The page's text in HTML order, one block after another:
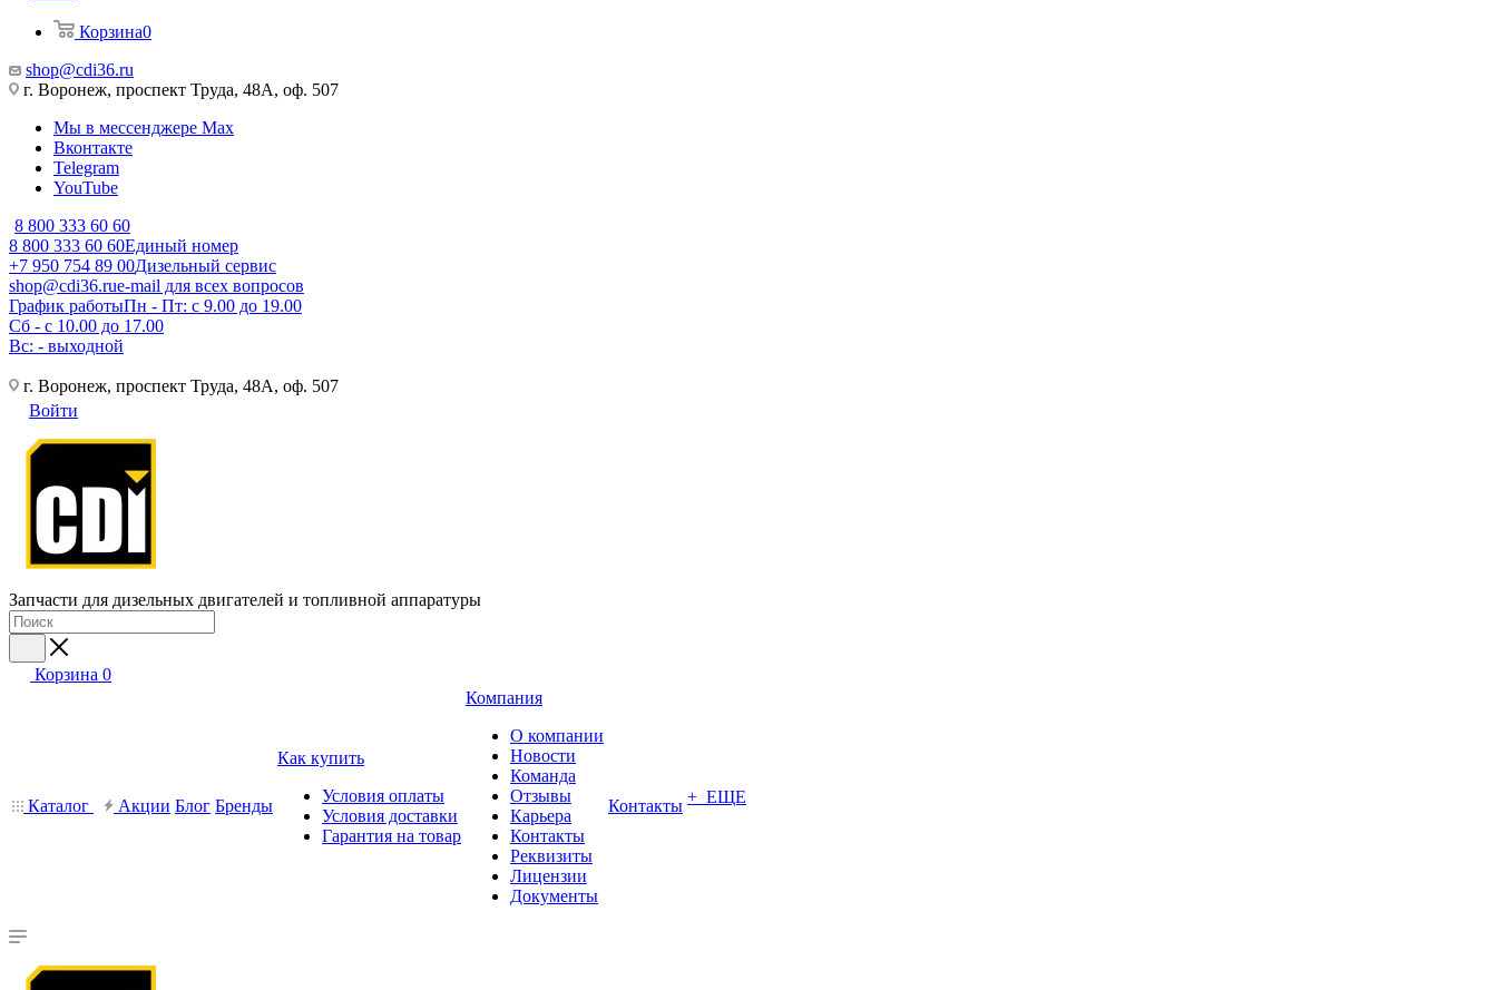
Корзина0
shop@cdi36.ru
г. Воронеж, проспект Труда, 48А, оф. 507
Мы в мессенджере Max
Вконтакте
Telegram
YouTube
8 800 333 60 60
8 800 333 60 60Единый номер
+7 950 754 89 00Дизельный сервис
shop@cdi36.rue-mail для всех вопросов
График работыПн - Пт: с 9.00 до 19.00
Сб - с 10.00 до 17.00
Вс: - выходной
г. Воронеж, проспект Труда, 48А, оф. 507
Войти
Запчасти для дизельных двигателей и топливной аппаратуры
Корзина 0
Каталог Акции Блог Бренды
Как купить
Условия оплаты
Условия доставки
Гарантия на товар
Компания
О компании
Новости
Команда
Отзывы
Карьера
Контакты
Реквизиты
Лицензии
Документы
Контакты + ЕЩЕ